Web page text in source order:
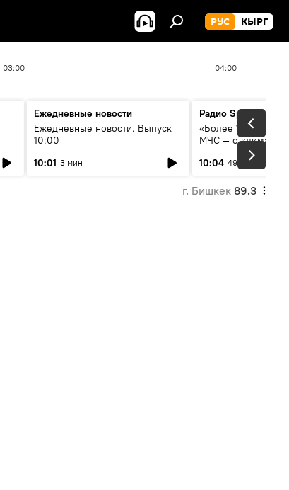
РУС КЫРГ
03:00 04:00
Ежедневные новости
Ежедневные новости. Выпуск
10:00
10:01 3 мин
Радио Sputnik
«Более 1200 сёл в
МЧС — о климате,
системе
населения
10:04 49 мин
г. Бишкек 89.3